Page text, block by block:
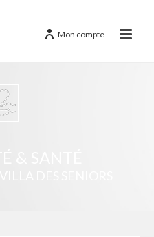
Mon compte
& SANTÉ
DES SENIORS